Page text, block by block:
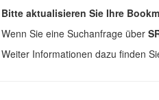
Bitte aktualisieren Sie Ihre
Wenn Sie eine Suchanfrage über
Weiter Informationen dazu finden